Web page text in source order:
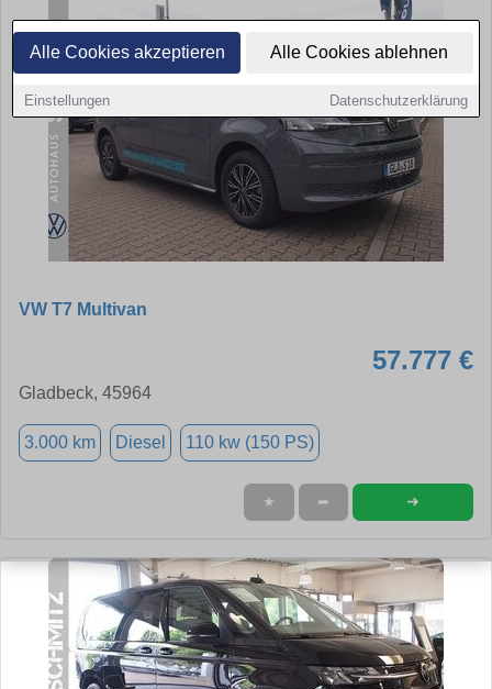
Alle Cookies akzeptieren Alle Cookies ablehnen
Einstellungen Datenschutzerklärung
VW T7 Multivan
57.777 €
Gladbeck, 45964
3.000 km Diesel 110 kw (150 PS)
★ ➦ ➜